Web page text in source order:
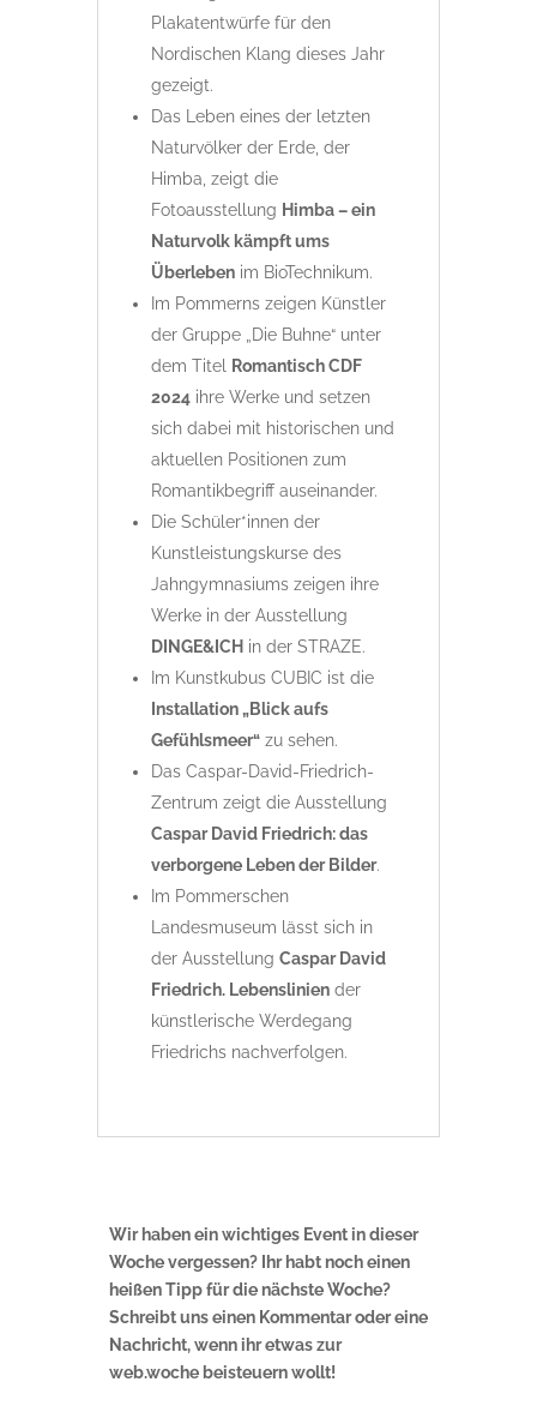
Plakatentwürfe für den
Nordischen Klang dieses Jahr
gezeigt.
Das Leben eines der letzten
Naturvölker der Erde, der
Himba, zeigt die
Fotoausstellung Himba – ein
Naturvolk kämpft ums
Überlebenim BioTechnikum.
Im Pommerns zeigen Künstler
der Gruppe „Die Buhne“ unter
dem Titel Romantisch CDF
2024ihre Werke und setzen
sich dabei mit historischen und
aktuellen Positionen zum
Romantikbegriff auseinander.
Die Schüler*innen der
Kunstleistungskurse des
Jahngymnasiums zeigen ihre
Werke in der Ausstellung
DINGE&ICH in der STRAZE.
Im Kunstkubus CUBIC ist die
Installation „Blick aufs
Gefühlsmeer“zu sehen.
Das Caspar-David-Friedrich-
Zentrum zeigt die Ausstellung
Caspar David Friedrich: das
verborgene Leben der Bilder.
Im Pommerschen
Landesmuseum lässt sich in
der Ausstellung Caspar David
Friedrich. Lebensliniender
künstlerische Werdegang
Friedrichs nachverfolgen.
Wir haben ein wichtiges Event in dieser
Woche vergessen? Ihr habt noch einen
heißen Tipp für die nächste Woche?
Schreibt uns einen Kommentar oder eine
Nachricht, wenn ihr etwas zur
web.woche beisteuern wollt!